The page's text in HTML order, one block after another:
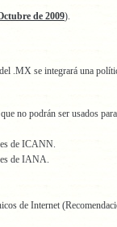
de 2009).
.MX se integrará una
no podrán ser usados
de ICANN.
de IANA.
de Internet